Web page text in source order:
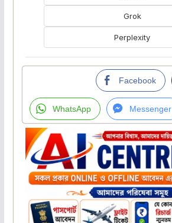
Grok
Perplexity
Facebook
WhatsApp Messenger